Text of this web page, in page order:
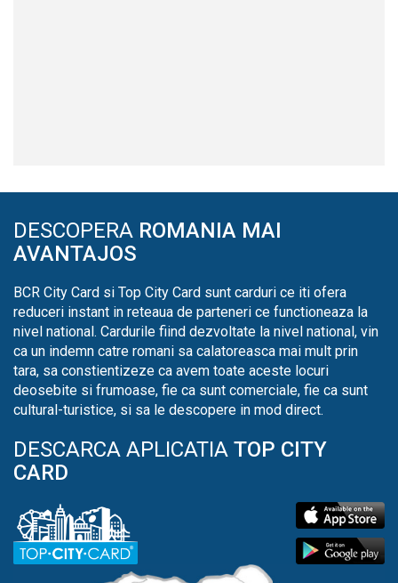
DESCOPERA ROMANIA MAI
AVANTAJOS
BCR City Card si Top City Card sunt carduri ce iti ofera
reduceri instant in reteaua de parteneri ce functioneaza la
nivel national. Cardurile fiind dezvoltate la nivel national, vin
ca un indemn catre romani sa calatoreasca mai mult prin
tara, sa constientizeze ca avem toate aceste locuri
deosebite si frumoase, fie ca sunt comerciale, fie ca sunt
cultural-turistice, si sa le descopere in mod direct.
DESCARCA APLICATIA TOP CITY
CARD